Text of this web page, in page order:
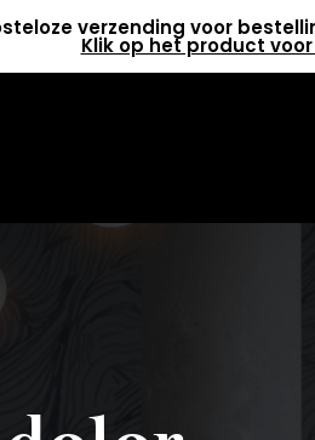
verzending voor
Klik op het product